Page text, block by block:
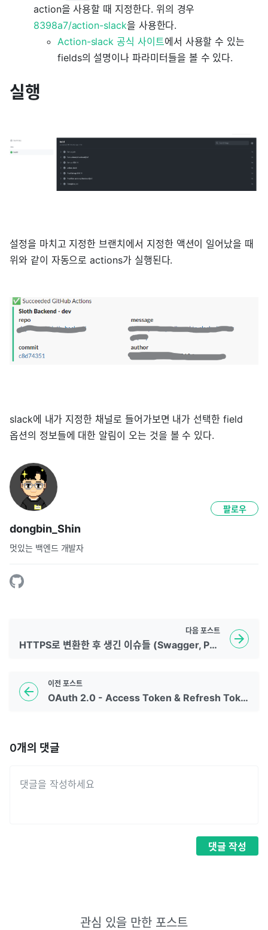
action을 사용할 때 지정한다. 위의 경우
8398a7/action-slack을 사용한다.
Action-slack 공식 사이트에서 사용할 수 있는
fields의 설명이나 파라미터들을 볼 수 있다.
실행
설정을 마치고 지정한 브랜치에서 지정한 액션이 일어났을 때
위와 같이 자동으로 actions가 실행된다.
slack에 내가 지정한 채널로 들어가보면 내가 선택한 field
옵션의 정보들에 대한 알림이 오는 것을 볼 수 있다.
dongbin_Shin
멋있는 백엔드 개발자
팔로우
이전 포스트
OAuth 2.0 - Access Token & Refresh Token
다음 포스트
HTTPS로 변환한 후 생긴 이슈들 (Swagger, Postman)
0개의 댓글
댓글 작성
관심 있을 만한 포스트